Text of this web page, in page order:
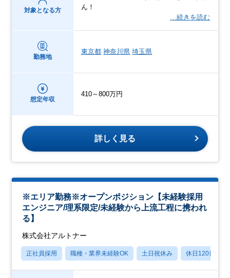
対象となる方
ん！
…続きを読む
勤務地
東京都 神奈川県 埼玉県
想定年収
410～800万円
詳しく見る
※エリア勤務※オープンポジション【未経験採用
エンジニア/理系限定/未経験から上流工程に携われ
る】
株式会社アルトナー
正社員採用 職種・業界未経験OK 土日祝休み 休日120日以上